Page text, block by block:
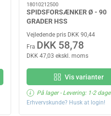
18010212500
SPIDSFORSÆNKER Ø - 90
GRADER HSS
Vejledende pris DKK 90,44
Fra DKK 58,78
DKK 47,03 ekskl. moms
Vis varianter
På lager- Levering: 1-2 dage
Erhvervskunde? Husk at login!